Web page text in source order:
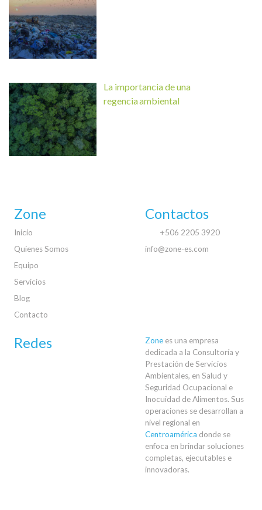
La importancia de una
regencia ambiental
Zone
Inicio
Quienes Somos
Equipo
Servicios
Blog
Contacto
Contactos
+506 2205 3920
info@zone-es.com
Redes Zone es una empresa
dedicada a la Consultoría y
Prestación de Servicios
Ambientales, en Salud y
Seguridad Ocupacional e
Inocuidad de Alimentos. Sus
operaciones se desarrollan a
nivel regional en
Centroamérica donde se
enfoca en brindar soluciones
completas, ejecutables e
innovadoras.